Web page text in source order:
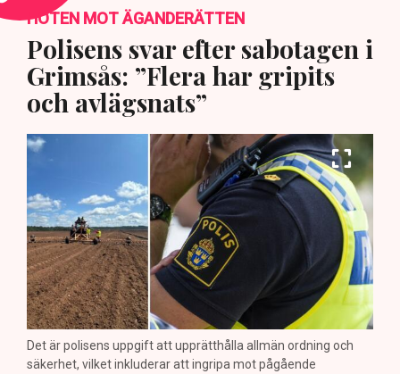
HOTEN MOT ÄGANDERÄTTEN
Polisens svar efter sabotagen i
Grimsås: ”Flera har gripits
och avlägsnats”
Det är polisens uppgift att upprätthålla allmän ordning och
säkerhet, vilket inkluderar att ingripa mot pågående